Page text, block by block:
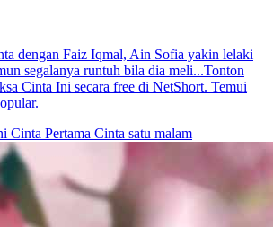
dengan Faiz Iqmal, Ain Sofia yakin lelaki
segalanya runtuh bila dia meli...Tonton
Cinta Ini secara free di NetShort. Temui
Cinta Pertama Cinta satu malam